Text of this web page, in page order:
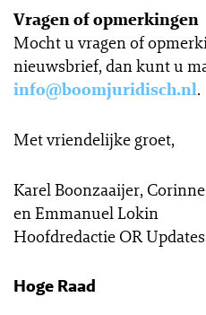
Vragen of opmerkingen
Mocht u vragen of
nieuwsbrief, dan kunt u
info@boomjuridisch.nl.
Met vriendelijke groet,
Karel Boonzaaijer,
en Emmanuel Lokin
Hoofdredactie OR Updates
Hoge Raad